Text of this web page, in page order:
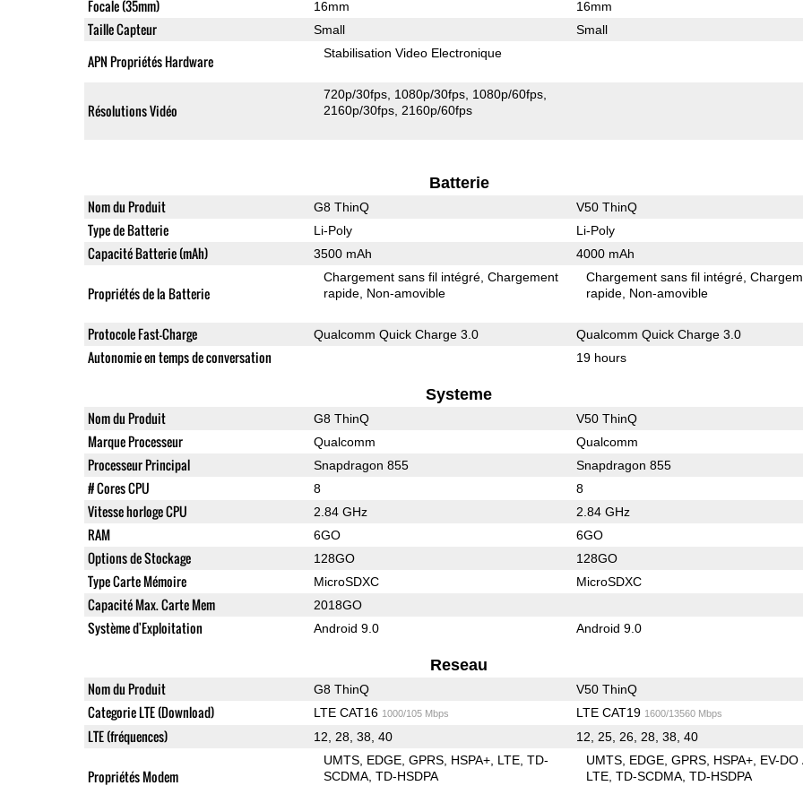
Focale (35mm) 16mm 16mm
Taille Capteur Small Small
APN Propriétés Hardware Stabilisation Video Electronique
Résolutions Vidéo
720p/30fps 1080p/30fps 1080p/60fps
2160p/30fps 2160p/60fps
Batterie
Nom du Produit G8 ThinQ V50 ThinQ
Type de Batterie Li-Poly Li-Poly
Capacité Batterie (mAh) 3500 mAh 4000 mAh
Propriétés de la Batterie
Chargement sans fil intégré Chargement
rapide Non-amovible
Chargement sans fil intégré
rapide Non-amovible
Protocole Fast-Charge Qualcomm Quick Charge 3.0 Qualcomm Quick Charge 3.0
Autonomie en temps de conversation 19 hours
Systeme
Nom du Produit G8 ThinQ V50 ThinQ
Marque Processeur Qualcomm Qualcomm
Processeur Principal Snapdragon 855 Snapdragon 855
# Cores CPU 8 8
Vitesse horloge CPU 2.84 GHz 2.84 GHz
RAM 6GO 6GO
Options de Stockage 128GO 128GO
Type Carte Mémoire MicroSDXC MicroSDXC
Capacité Max. Carte Mem 2018GO
Système d'Exploitation Android 9.0 Android 9.0
Reseau
Nom du Produit G8 ThinQ V50 ThinQ
Categorie LTE (Download) LTE CAT16 1000/105 Mbps LTE CAT19 1600/13560 Mbps
LTE (fréquences) 12, 28, 38, 40 12, 25, 26, 28, 38, 40
Propriétés Modem
UMTS EDGE GPRS HSPA+ LTE TD-
SCDMA TD-HSDPA
UMTS EDGE GPRS HSPA+ EV-DO
LTE TD-SCDMA TD-HSDPA